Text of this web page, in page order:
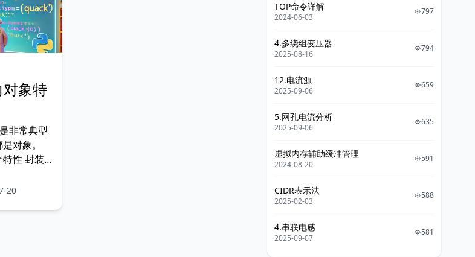
象特
非常典型
对象。
性 封装
20
TOP命令详解
2024-06-03
797
4.多绕组变压器
2025-08-16
794
12.电流源
2025-09-06
659
5.网孔电流分析
2025-09-06
635
虚拟内存辅助缓冲管理
2024-08-20
591
CIDR表示法
2025-02-03
588
4.串联电感
2025-09-07
581